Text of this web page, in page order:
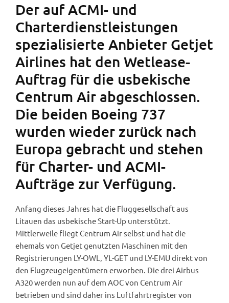
Der auf ACMI- und
Charterdienstleistungen
spezialisierte Anbieter Getjet
Airlines hat den Wetlease-
Auftrag für die usbekische
Centrum Air abgeschlossen.
Die beiden Boeing 737
wurden wieder zurück nach
Europa gebracht und stehen
für Charter- und ACMI-
Aufträge zur Verfügung.
Anfang dieses Jahres hat die Fluggesellschaft aus
Litauen das usbekische Start-Up unterstützt.
Mittlerweile fliegt Centrum Air selbst und hat die
ehemals von Getjet genutzten Maschinen mit den
Registrierungen LY-OWL, YL-GET und LY-EMU direkt von
den Flugzeugeigentümern erworben. Die drei Airbus
A320 werden nun auf dem AOC von Centrum Air
betrieben und sind daher ins Luftfahrtregister von